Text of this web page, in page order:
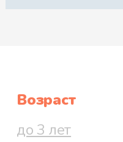
Возраст
до 3 лет